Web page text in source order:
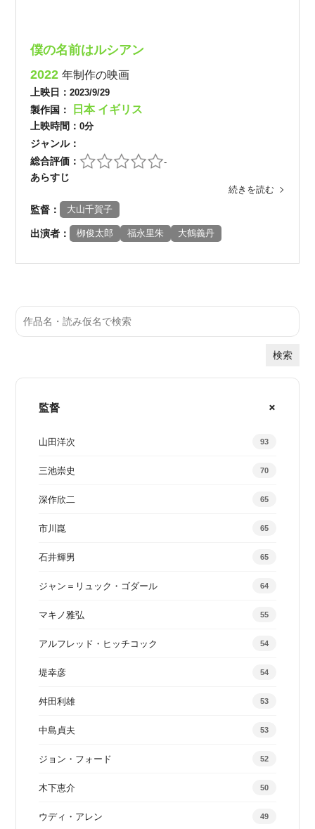
僕の名前はルシアン
2022年制作の映画
上映日：2023/9/29
製作国： 日本 イギリス
上映時間：0分
ジャンル：
総合評価：
-
あらすじ
続きを読む
監督： 大山千賀子
出演者： 栁俊太郎 福永里朱 大鶴義丹
検索
監督
山田洋次 93
三池崇史 70
深作欣二 65
市川崑 65
石井輝男 65
ジャン＝リュック・ゴダール 64
マキノ雅弘 55
アルフレッド・ヒッチコック 54
堤幸彦 54
舛田利雄 53
中島貞夫 53
ジョン・フォード 52
木下恵介 50
ウディ・アレン 49